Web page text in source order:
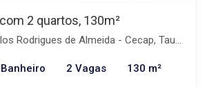
2 quartos, 130m²
Rodrigues de Almeida - Cecap, Taubaté-SP
2 Vagas 130 m²